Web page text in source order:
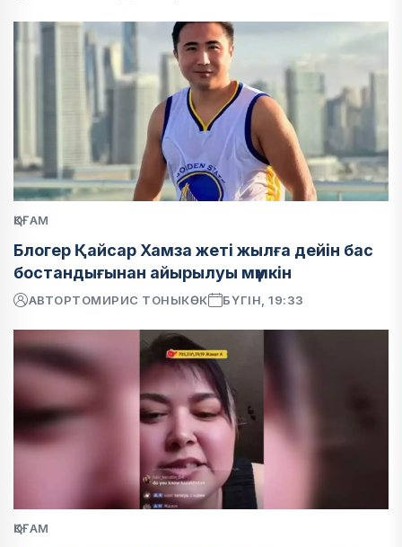
ҚОҒАМ
Блогер Қайсар Хамза жеті жылға дейін бас
бостандығынан айырылуы мүмкін
АВТОРТОМИРИС ТОНЫКӨК БҮГІН, 19:33
ҚОҒАМ